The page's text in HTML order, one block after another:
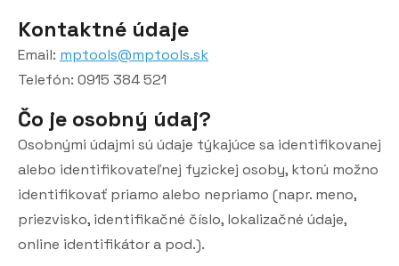
Kontaktné údaje
Email: mptools@mptools.sk
Telefón: 0915 384 521
Čo je osobný údaj?
Osobnými údajmi sú údaje týkajúce sa identifikovanej
alebo identifikovateľnej fyzickej osoby, ktorú možno
identifikovať priamo alebo nepriamo (napr. meno,
priezvisko, identifikačné číslo, lokalizačné údaje,
online identifikátor a pod.).